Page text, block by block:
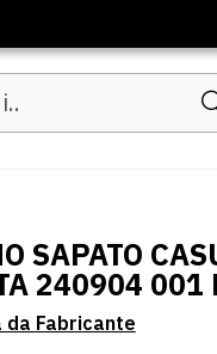
SAPATO
240904 001